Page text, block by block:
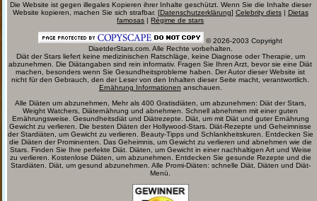
Die Website ist gegen illegales Kopieren ihrer Inhalte geschützt. Wenn Sie die Inhalte dieser
Website kopieren, machen Sie sich strafbar. [Datenschutzerklärung] Celebrity diets| Dietas
famosas |Régime de stars
© 2026-2003 Copyright
DiaetderStars.com. Alle Rechte vorbehalten.
Diät der Stars liefert keine medizinischen Ratschläge, keine Diagnose oder Therapie, um
abzunehmen. Die Diätangaben sind rein informativ. Fragen Sie Ihren Arzt, bevor sie eine Diät
machen, besonders wenn Sie Gesundheitsprobleme haben. Der Autor dieser Website ist
nicht für den Gebrauch, den der Leser von den Inhalten dieser Seite macht, verantwortlich.
Ernährung Informationen anschauen.
Alle Diäten um abzunehmen, Mehr als 400 Gratisdiäten, um abzunehmen: Diät der Stars,
Weight Watchers, Diäternährung und abnehmen. Schnell abnehmen mit einer guten
Ernährungsweise. Gesundheitsdiät und Diätrezepte. Diät, um mit Diät und guter Ernährung
Gewicht zu verlieren. Die besten Diäten der Hollywood-Stars. Diät-Rezepte und Geheimnisse
der Stardiäten, um Gewicht zu verlieren. Beauty-Tipps und Schlankheitskuren. Entdecken Sie
die Diäten der Prominenten. Das Geheimnis, um Gewicht zu verlieren und abnehmen wie die
Stars. Finden Sie Ihre perfekte Diät. Diäten, um Gewicht in einer nachhaltigen Art und Weise
zu verlieren. Kostenlose Diäten, um abzunehmen. Entdecken Sie gesunde Rezepte und die
Stardiäten. Diät, um gesund abzunehmen. Alle Promi-Diäten: schnelle Diät, Diäten und Diät-
Menü.